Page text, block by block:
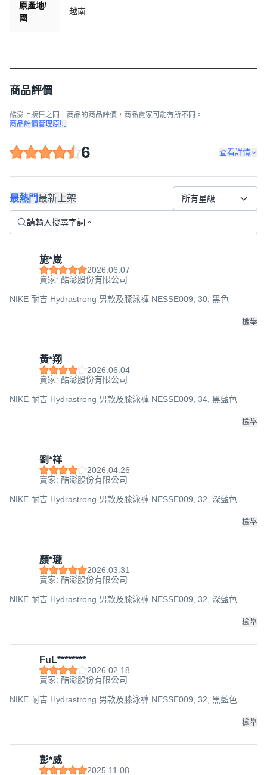
原產地/
國
越南
商品評價
酷澎上販售之同一商品的商品評價，商品賣家可能有所不同。
商品評價管理原則
6 查看詳情
最熱門最新上架 所有星級
施*崴
2026.06.07
賣家: 酷澎股份有限公司
NIKE 耐吉 Hydrastrong 男款及膝泳褲 NESSE009, 30, 黑色
檢舉
黃*翔
2026.06.04
賣家: 酷澎股份有限公司
NIKE 耐吉 Hydrastrong 男款及膝泳褲 NESSE009, 34, 黑藍色
檢舉
劉*祥
2026.04.26
賣家: 酷澎股份有限公司
NIKE 耐吉 Hydrastrong 男款及膝泳褲 NESSE009, 32, 深藍色
檢舉
顏*瓏
2026.03.31
賣家: 酷澎股份有限公司
NIKE 耐吉 Hydrastrong 男款及膝泳褲 NESSE009, 32, 深藍色
檢舉
FuL********
2026.02.18
賣家: 酷澎股份有限公司
NIKE 耐吉 Hydrastrong 男款及膝泳褲 NESSE009, 32, 黑藍色
檢舉
彭*威
2025.11.08